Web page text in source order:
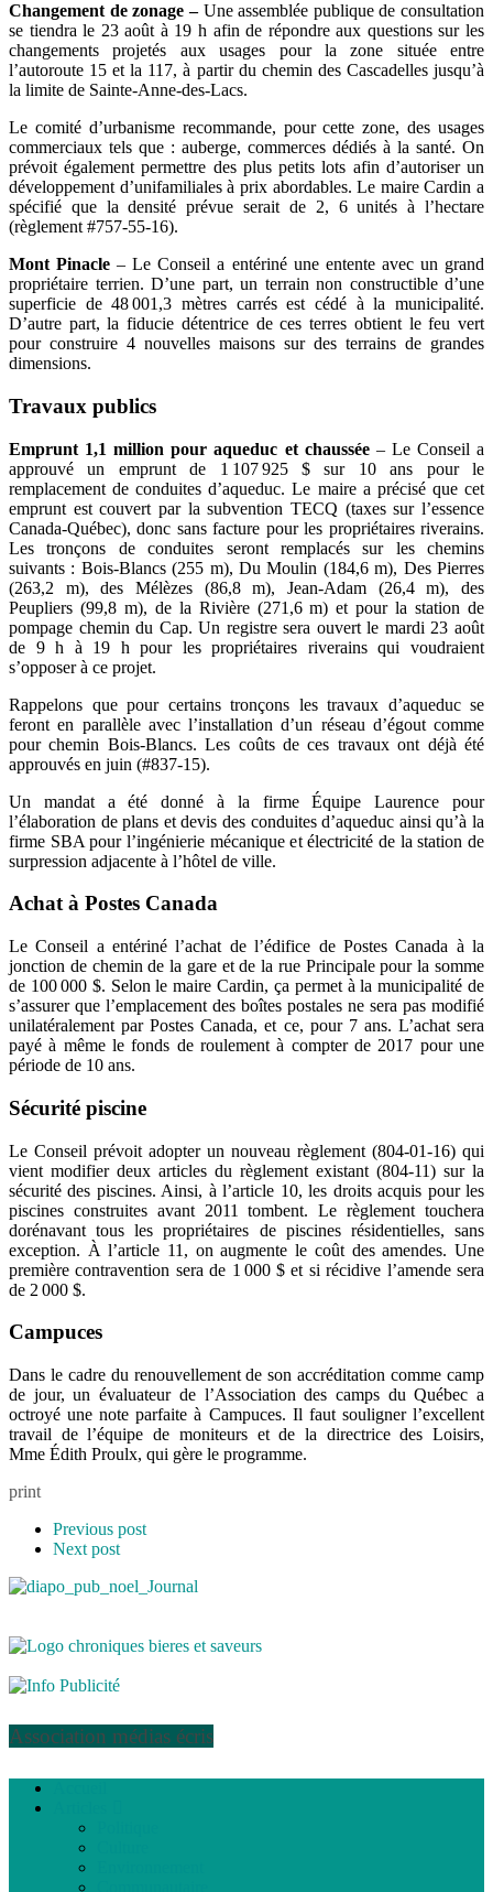
Changement de zonage – Une assemblée publique de consultation
se tiendra le 23 août à 19 h afin de répondre aux questions sur les
changements projetés aux usages pour la zone située entre
l’autoroute 15 et la 117, à partir du chemin des Cascadelles jusqu’à
la limite de Sainte-Anne-des-Lacs.
Le comité d’urbanisme recommande, pour cette zone, des usages
commerciaux tels que : auberge, commerces dédiés à la santé. On
prévoit également permettre des plus petits lots afin d’autoriser un
développement d’unifamiliales à prix abordables. Le maire Cardin a
spécifié que la densité prévue serait de 2, 6 unités à l’hectare
(règlement #757-55-16).
Mont Pinacle– Le Conseil a entériné une entente avec un grand
propriétaire terrien. D’une part, un terrain non constructible d’une
superficie de 48 001,3 mètres carrés est cédé à la municipalité.
D’autre part, la fiducie détentrice de ces terres obtient le feu vert
pour construire 4 nouvelles maisons sur des terrains de grandes
dimensions.
Travaux publics
Emprunt 1,1 million pour aqueduc et chaussée – Le Conseil a
approuvé un emprunt de 1 107 925 $ sur 10 ans pour le
remplacement de conduites d’aqueduc. Le maire a précisé que cet
emprunt est couvert par la subvention TECQ (taxes sur l’essence
Canada-Québec), donc sans facture pour les propriétaires riverains.
Les tronçons de conduites seront remplacés sur les chemins
suivants : Bois-Blancs (255 m), Du Moulin (184,6 m), Des Pierres
(263,2 m), des Mélèzes (86,8 m), Jean-Adam (26,4 m), des
Peupliers (99,8 m), de la Rivière (271,6 m) et pour la station de
pompage chemin du Cap. Un registre sera ouvert le mardi 23 août
de 9 h à 19 h pour les propriétaires riverains qui voudraient
s’opposer à ce projet.
Rappelons que pour certains tronçons les travaux d’aqueduc se
feront en parallèle avec l’installation d’un réseau d’égout comme
pour chemin Bois-Blancs. Les coûts de ces travaux ont déjà été
approuvés en juin (#837-15).
Un mandat a été donné à la firme Équipe Laurence pour
l’élaboration de plans et devis des conduites d’aqueduc ainsi qu’à la
firme SBA pour l’ingénierie mécanique et électricité de la station de
surpression adjacente à l’hôtel de ville.
Achat à Postes Canada
Le Conseil a entériné l’achat de l’édifice de Postes Canada à la
jonction de chemin de la gare et de la rue Principale pour la somme
de 100 000 $. Selon le maire Cardin, ça permet à la municipalité de
s’assurer que l’emplacement des boîtes postales ne sera pas modifié
unilatéralement par Postes Canada, et ce, pour 7 ans. L’achat sera
payé à même le fonds de roulement à compter de 2017 pour une
période de 10 ans.
Sécurité piscine
Le Conseil prévoit adopter un nouveau règlement (804-01-16) qui
vient modifier deux articles du règlement existant (804-11) sur la
sécurité des piscines. Ainsi, à l’article 10, les droits acquis pour les
piscines construites avant 2011 tombent. Le règlement touchera
dorénavant tous les propriétaires de piscines résidentielles, sans
exception. À l’article 11, on augmente le coût des amendes. Une
première contravention sera de 1 000 $ et si récidive l’amende sera
de 2 000 $.
Campuces
Dans le cadre du renouvellement de son accréditation comme camp
de jour, un évaluateur de l’Association des camps du Québec a
octroyé une note parfaite à Campuces. Il faut souligner l’excellent
travail de l’équipe de moniteurs et de la directrice des Loisirs,
Mme Édith Proulx, qui gère le programme.
print
Previous post
Next post
Association médias écris